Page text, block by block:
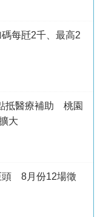
每瓩2千、最高2
抵醫療補助 桃園
大
頭 8月份12場徵